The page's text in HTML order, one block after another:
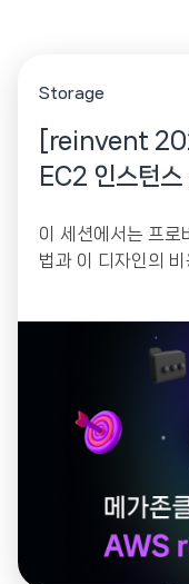
Storage
[reinvent
EC2 인스턴스
이 세션에서는 프로
법과 이 디자인의